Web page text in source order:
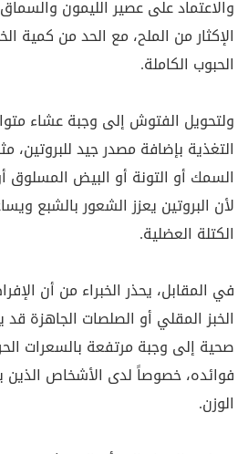
والاعتماد على عصير الليمون
الإكثار من الملح، مع الحد من كمية
الحبوب الكاملة.
ولتحويل الفتوش إلى وجبة عشاء
التغذية بإضافة مصدر جيد للبروتين،
السمك أو التونة أو البيض المسلوق
لأن البروتين يعزز الشعور بالشبع
الكتلة العضلية.
في المقابل، يحذر الخبراء من أن
الخبز المقلي أو الصلصات الجاهزة
صحية إلى وجبة مرتفعة بالسعرات
فوائده، خصوصاً لدى الأشخاص
الوزن.